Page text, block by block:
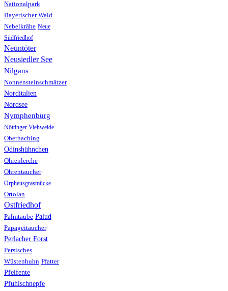
Nationalpark
Bayerischer Wald
Nebelkrähe Neue
Südfriedhof
Neuntöter
Neusiedler See
Nilgans
Nonnensteinschmätzer
Norditalien
Nordsee
Nymphenburg
Nöttinger Viehweide
Oberhaching
Odinshühnchen
Ohrenlerche
Ohrentaucher
Orpheusgrasmücke
Ortolan
Ostfriedhof
Palmtaube Palud
Papageitaucher
Perlacher Forst
Persisches
Wüstenhuhn Pfatter
Pfeifente
Pfuhlschnepfe